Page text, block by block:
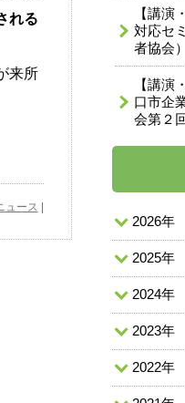
れる
来所
ュース
【講演
対応セ
者協会）
【講演
口市企
会第２
2026年
2025年
2024年
2023年
2022年